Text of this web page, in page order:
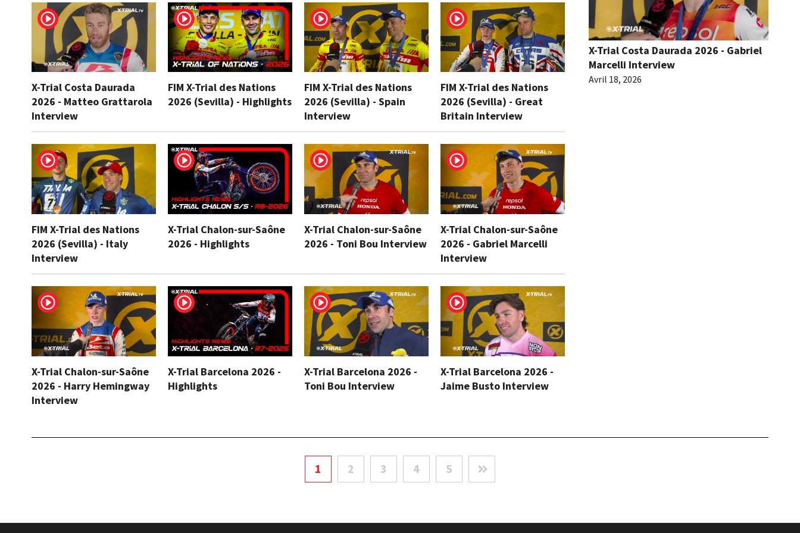
X-Trial Costa Daurada 2026 - Gabriel
Marcelli Interview
Avril 18, 2026
X-Trial Costa Daurada
2026 - Matteo Grattarola
Interview
FIM X-Trial des Nations
2026 (Sevilla) - Highlights
FIM X-Trial des Nations
2026 (Sevilla) - Spain
Interview
FIM X-Trial des Nations
2026 (Sevilla) - Great
Britain Interview
FIM X-Trial des Nations
2026 (Sevilla) - Italy
Interview
X-Trial Chalon-sur-Saône
2026 - Highlights
X-Trial Chalon-sur-Saône
2026 - Toni Bou Interview
X-Trial Chalon-sur-Saône
2026 - Gabriel Marcelli
Interview
X-Trial Chalon-sur-Saône
2026 - Harry Hemingway
Interview
X-Trial Barcelona 2026 -
Highlights
X-Trial Barcelona 2026 -
Toni Bou Interview
X-Trial Barcelona 2026 -
Jaime Busto Interview
1 2 3 4 5